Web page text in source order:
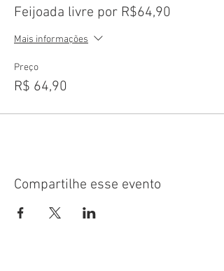
Feijoada livre por R$64,90
Mais informações
Preço
R$ 64,90
Compartilhe esse evento